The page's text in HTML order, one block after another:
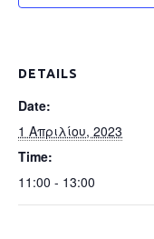
DETAILS
Date:
1 Απριλίου, 2023
Time:
11:00 - 13:00